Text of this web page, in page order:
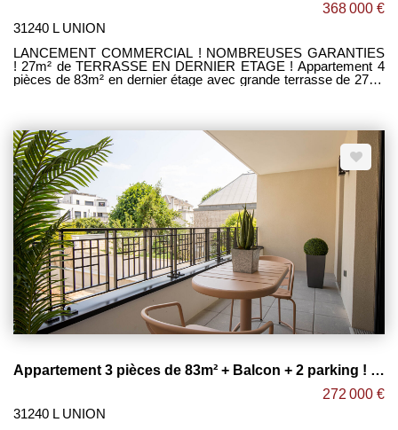
368 000 €
31240 L UNION
LANCEMENT COMMERCIAL ! NOMBREUSES GARANTIES
! 27m² de TERRASSE EN DERNIER ETAGE ! Appartement 4
pièces de 83m² en dernier étage avec grande terrasse de 27m²
ouvert sur cuisine le tout donnant accès à cette belle terrasse
en bois sans vis-à-vis faisant toute la longueur de l'appartement.
-3 agréables chambres avec placards dont une suite parentale
avec salle d'eau privative. -Salle de bain avec double vasque et
sèche serviettes. -WC séparé. -2 places de parking en sous-
sol. -Belles prestations ! (possibilité de personnaliser le
logement). Maxime FONTENELLE LES CLEFS DU NEUF
Appartement 3 pièces de 83m² + Balcon + 2 parking ! L'UNION
272 000 €
31240 L UNION